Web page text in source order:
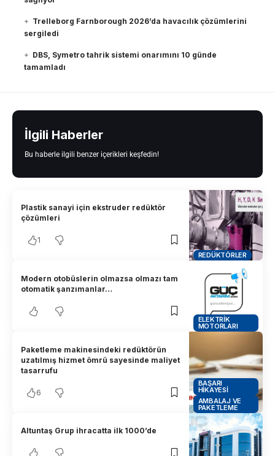
Trelleborg Farnborough 2026’da havacılık çözümlerini
sergiledi
DBS, Symetro tahrik sistemi onarımını 10 günde
tamamladı
İlgili Haberler
Bu haberle ilgili benzer içerikleri keşfedin!
REDÜKTÖRLER
Plastik sanayi için ekstruder redüktör
çözümleri
1
ELEKTRIK
MOTORLARI
Modern otobüslerin olmazsa olmazı tam
otomatik şanzımanlar…
BAŞARI
HIKAYESI
AMBALAJ VE
PAKETLEME
Paketleme makinesindeki redüktörün
uzatılmış hizmet ömrü sayesinde maliyet
tasarrufu
6
Altuntaş Grup ihracatta ilk 1000’de